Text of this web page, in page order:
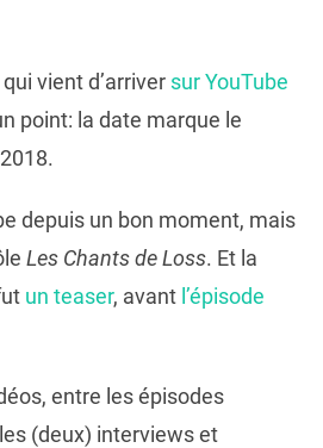
qui vient d’arriver sur YouTube
point: la date marque le
depuis un bon moment, mais
Les Chants de Loss. Et la
un teaser, avant l’épisode
entre les épisodes
(deux) interviews et